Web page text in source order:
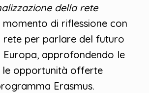
della rete
momento di riflessione con
rete per parlare del futuro
Europa, approfondendo le
le opportunità offerte
Erasmus.